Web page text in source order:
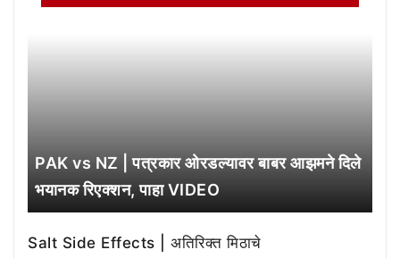
PAK vs NZ | पत्रकार ओरडल्यावर बाबर आझमने दिले
भयानक रिएक्शन, पाहा VIDEO
Salt Side Effects | अतिरिक्त मिठाचे